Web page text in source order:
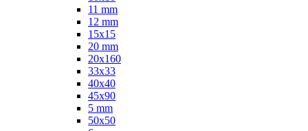
11 mm
12 mm
15x15
20 mm
20х160
33x33
40х40
45x90
5 mm
50x50